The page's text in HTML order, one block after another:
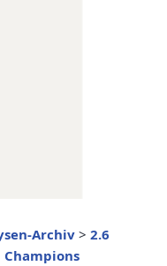
Archiv> 2.6
Champions